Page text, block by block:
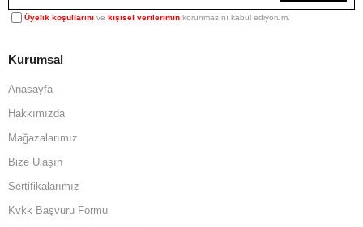
Üyelik koşullarını ve kişisel verilerimin korunmasını kabul ediyorum.
Kurumsal
Anasayfa
Hakkımızda
Mağazalarımız
Bize Ulaşın
Sertifikalarımız
Kvkk Başvuru Formu